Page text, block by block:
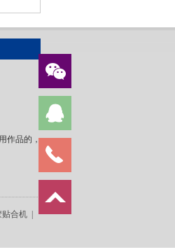
作品的，
贴合机